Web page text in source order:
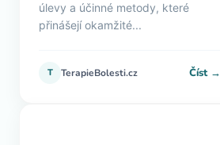
úlevy a účinné metody, které
přinášejí okamžité...
T TerapieBolesti.cz Číst →